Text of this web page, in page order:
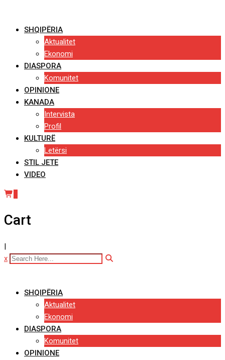
contentSHQIPËRIA
Aktualitet
Ekonomi
DIASPORA
Komunitet
OPINIONE
KANADA
Intervista
Profil
KULTURË
Letërsi
STIL JETE
VIDEO
Cart
x
SHQIPËRIA
Aktualitet
Ekonomi
DIASPORA
Komunitet
OPINIONE